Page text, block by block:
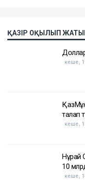
ҚАЗІР ОҚЫЛЫП
кеше,
талап
кеше,
Нұрай
10
кеше,